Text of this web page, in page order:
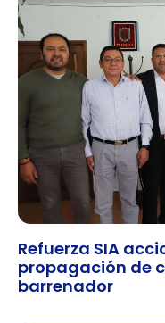
Refuerza SIA
propagación de
barrenador